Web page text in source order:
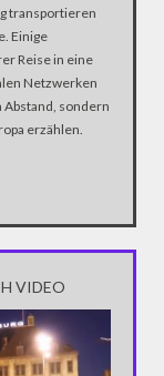
transportieren
Einige
Reise in eine
Netzwerken
sondern
erzählen.
VIDEO